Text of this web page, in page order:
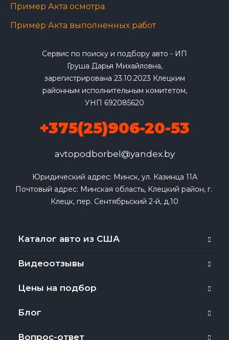
Пример Акта осмотра
Пример Акта выполненных работ
Сервис по поиску и подбору авто - ИП
Груша Дарья Михайловна,
зарегистрирована 23.10.2023 Клецким
районным исполнительным комитетом,
УНП 692085620
+375(25)906-20-53
avtopodborbel@yandex.by
Юридический адрес: Минск, ул. Казинца 11А
Почтовый адрес: Минская область, Клецкий район, г.
Клецк, пер. Сентябрьский 2-й, д.10
Каталог авто из США
Видеоотзывы
Цены на подбор
Блог
Вопрос-ответ